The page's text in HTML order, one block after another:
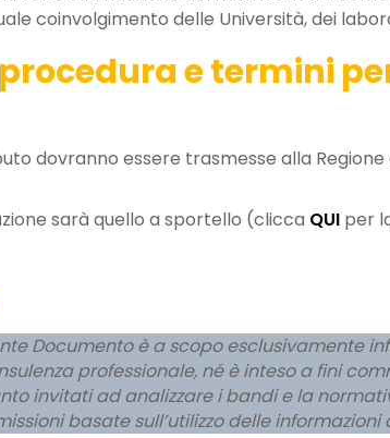
coinvolgimento delle Università, dei
e termini
dovranno essere trasmesse alla
sarà quello a sportello (clicca QUI per
Documento è a scopo esclusivamente
professionale, né è inteso a fini
invitati ad analizzare i bandi e la
basate sull’utilizzo delle